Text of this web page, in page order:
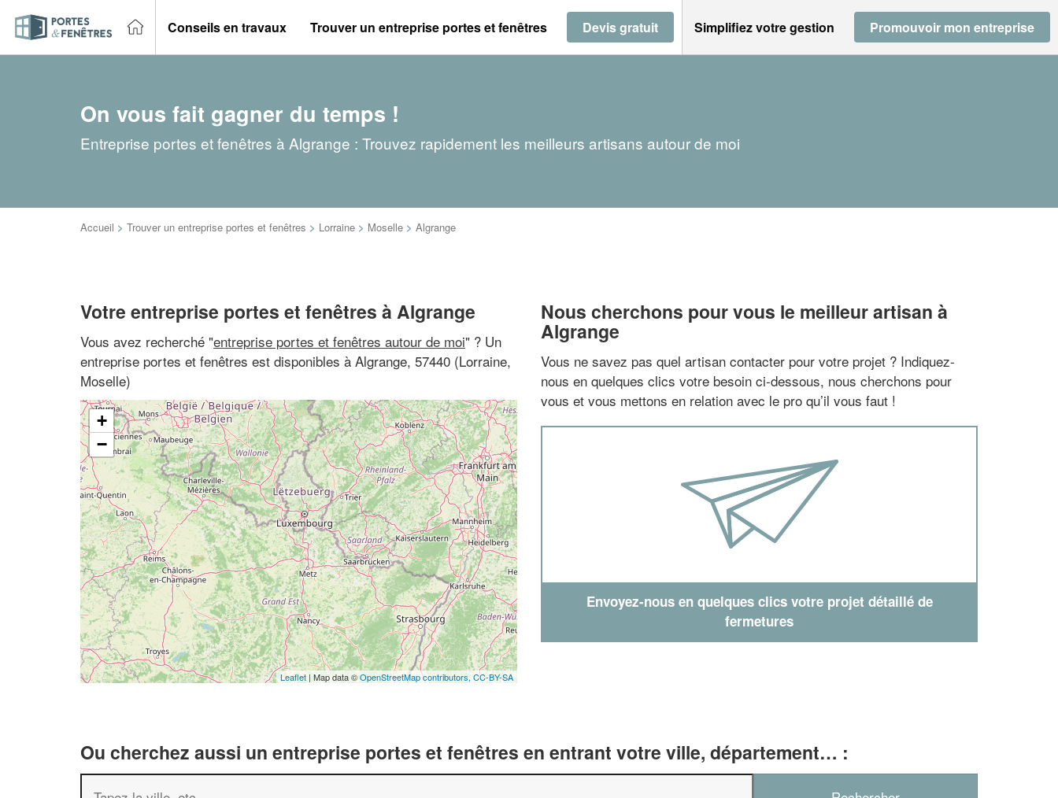
Conseils en travaux Trouver un entreprise portes et fenêtres Devis gratuit Simplifiez votre gestion Promouvoir mon entreprise
On vous fait gagner du temps !
Entreprise portes et fenêtres à Algrange : Trouvez rapidement les meilleurs artisans autour de moi
Accueil > Trouver un entreprise portes et fenêtres > Lorraine > Moselle > Algrange
Votre entreprise portes et fenêtres à Algrange
Vous avez recherché "entreprise portes et fenêtres autour de moi" ? Un
entreprise portes et fenêtres est disponibles à Algrange, 57440 (Lorraine,
Moselle)
+
−
Leaflet | Map data ©OpenStreetMap contributors, CC-BY-SA
Nous cherchons pour vous le meilleur artisan à
Algrange
Vous ne savez pas quel artisan contacter pour votre projet ? Indiquez-
nous en quelques clics votre besoin ci-dessous, nous cherchons pour
vous et vous mettons en relation avec le pro qu’il vous faut !
Envoyez-nous en quelques clics votre projet détaillé de
fermetures
Ou cherchez aussi un entreprise portes et fenêtres en entrant votre ville, département… :